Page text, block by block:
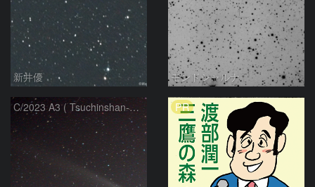
新井優 モンドシャルナ
C/2023 A3 ( Tsuchinshan-ATLAS ) PR